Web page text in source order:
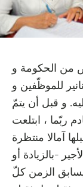
من الحكومة و
للموظّفين و
و قبل أن يتمّ
ربّما ، ابتلعت
آمالا منتظرة
-بالزيادة أو
الزمن كلّ